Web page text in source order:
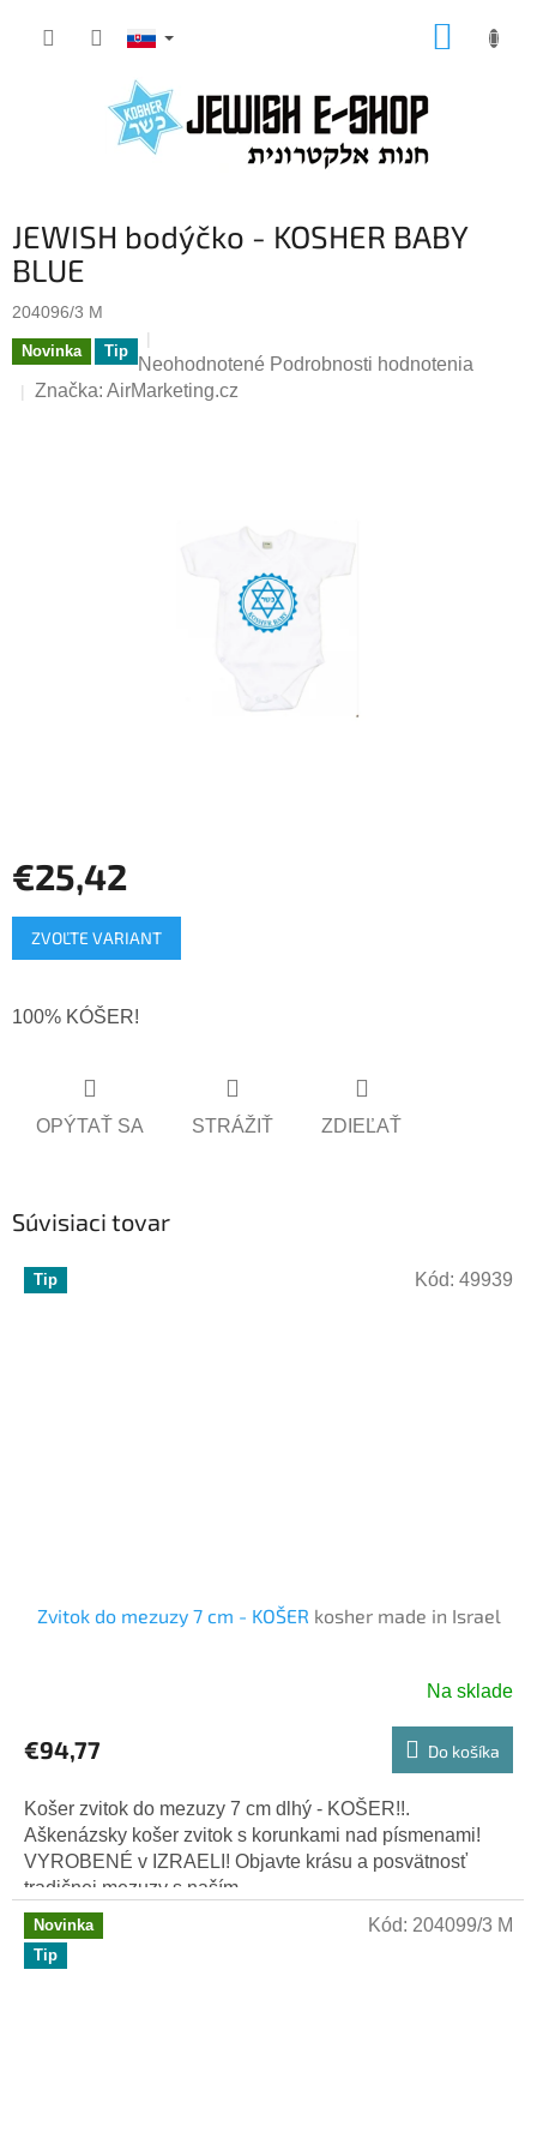
JEWISH bodýčko - KOSHER BABY
BLUE
204096/3 M
Novinka Tip
Priemerné
hodnotenie
Neohodnotené Podrobnosti hodnotenia
Značka: AirMarketing.cz
€25,42
Jednotková
cena:
ZVOĽTE VARIANT
100% KÓŠER!
OPÝTAŤ SA STRÁŽIŤ ZDIEĽAŤ
Súvisiaci tovar
Tip
Zvitok do mezuzy 7 cm - KOŠER kosher made in Israel
Na sklade
€94,77 Do košíka
Košer zvitok do mezuzy 7 cm dlhý - KOŠER!!.
Aškenázsky košer zvitok s korunkami nad písmenami!
VYROBENÉ v IZRAELI! Objavte krásu a posvätnosť
tradičnej mezuzy s naším...
Kód: 49939
Novinka
Tip
Kód: 204099/3 M